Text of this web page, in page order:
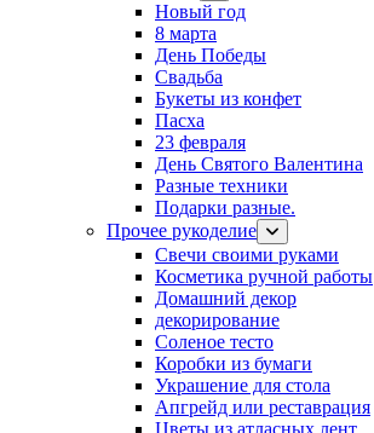
Новый год
8 марта
День Победы
Свадьба
Букеты из конфет
Пасха
23 февраля
День Святого Валентина
Разные техники
Подарки разные.
Прочее рукоделие
Свечи своими руками
Косметика ручной работы
Домашний декор
декорирование
Соленое тесто
Коробки из бумаги
Украшение для стола
Апгрейд или реставрация
Цветы из атласных лент